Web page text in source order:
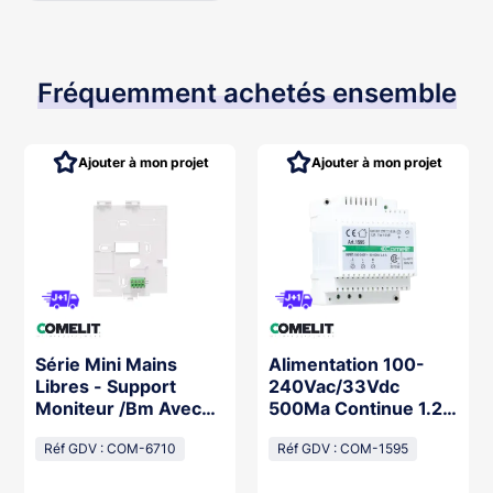
Fréquemment achetés ensemble
Série Mini Mains
Libres - Support
Moniteur /Bm Avec
Magnétique, Pince
Réf GDV : COM-6710
Ajouter à mon projet
Alimentation 100-
240Vac/33Vdc
500Ma Continue 1.2A
Réf GDV : COM-1595
Ajouter à mon projet